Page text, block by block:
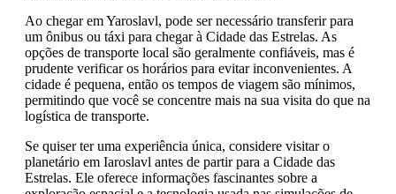
Ao chegar em Yaroslavl, pode ser necessário transferir para
um ônibus ou táxi para chegar à Cidade das Estrelas. As
opções de transporte local são geralmente confiáveis, mas é
prudente verificar os horários para evitar inconvenientes. A
cidade é pequena, então os tempos de viagem são mínimos,
permitindo que você se concentre mais na sua visita do que na
logística de transporte.
Se quiser ter uma experiência única, considere visitar o
planetário em Iaroslavl antes de partir para a Cidade das
Estrelas. Ele oferece informações fascinantes sobre a